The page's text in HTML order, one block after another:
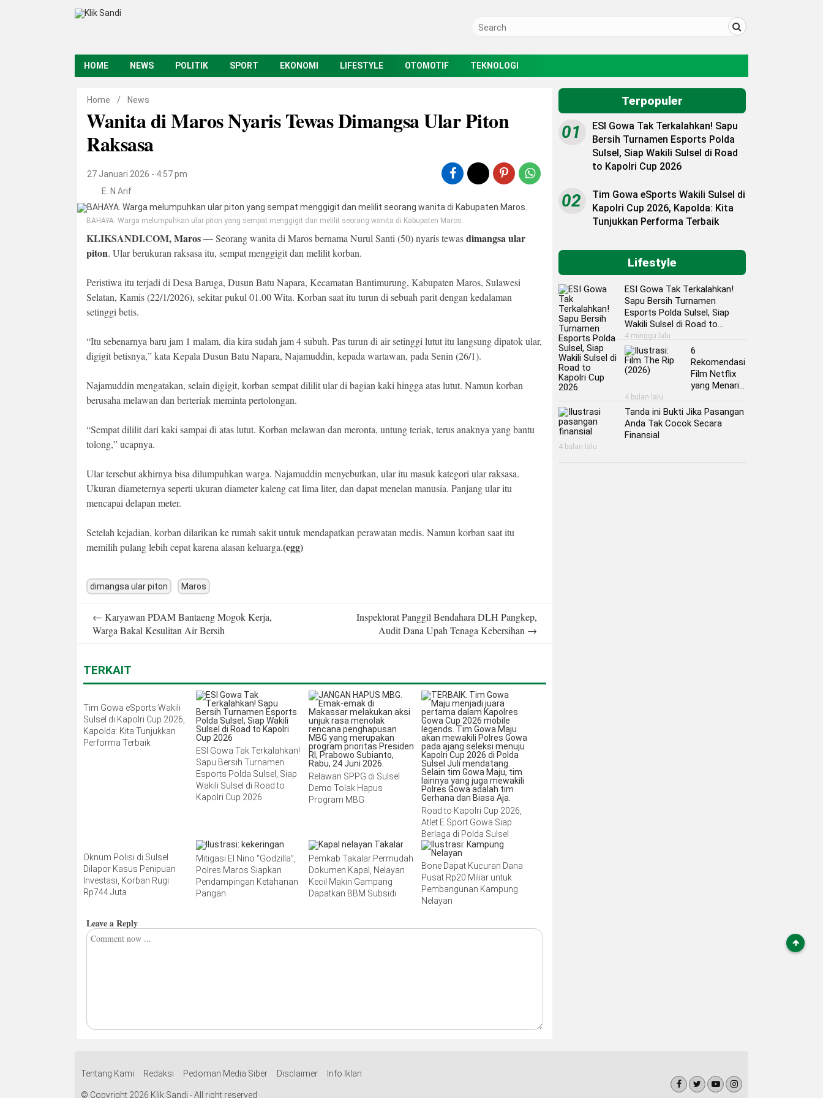
HOME NEWS POLITIK SPORT EKONOMI LIFESTYLE OTOMOTIF TEKNOLOGI
Home / News
Wanita di Maros Nyaris Tewas Dimangsa Ular Piton
Raksasa
27 Januari 2026 - 4:57 pm
E. N Arif
BAHAYA. Warga melumpuhkan ular piton yang sempat menggigit dan melilit seorang wanita di Kabupaten Maros.
KLIKSANDI.COM,Maros—Seorang wanita di Maros bernama Nurul Santi (50) nyaris tewasdimangsa ular
piton. Ular berukuran raksasa itu, sempat menggigit dan melilit korban.
Peristiwa itu terjadi di Desa Baruga, Dusun Batu Napara, Kecamatan Bantimurung, Kabupaten Maros, Sulawesi
Selatan, Kamis (22/1/2026), sekitar pukul 01.00 Wita. Korban saat itu turun di sebuah parit dengan kedalaman
setinggi betis.
“Itu sebenarnya baru jam 1 malam, dia kira sudah jam 4 subuh. Pas turun di air setinggi lutut itu langsung dipatok ular,
digigit betisnya,” kata Kepala Dusun Batu Napara, Najamuddin, kepada wartawan, pada Senin (26/1).
Najamuddin mengatakan, selain digigit, korban sempat dililit ular di bagian kaki hingga atas lutut. Namun korban
berusaha melawan dan berteriak meminta pertolongan.
“Sempat dililit dari kaki sampai di atas lutut. Korban melawan dan meronta, untung teriak, terus anaknya yang bantu
tolong,” ucapnya.
Ular tersebut akhirnya bisa dilumpuhkan warga. Najamuddin menyebutkan, ular itu masuk kategori ular raksasa.
Ukuran diameternya seperti ukuran diameter kaleng cat lima liter, dan dapat menelan manusia. Panjang ular itu
mencapai delapan meter.
Setelah kejadian, korban dilarikan ke rumah sakit untuk mendapatkan perawatan medis. Namun korban saat itu
memilih pulang lebih cepat karena alasan keluarga.(egg)
dimangsa ular piton Maros
navigation
← Karyawan PDAM Bantaeng Mogok Kerja,
Warga Bakal Kesulitan Air Bersih
Inspektorat Panggil Bendahara DLH Pangkep,
Audit Dana Upah Tenaga Kebersihan →
TERKAIT
Tim Gowa eSports Wakili
Sulsel di Kapolri Cup 2026,
Kapolda: Kita Tunjukkan
Performa Terbaik
ESI Gowa Tak Terkalahkan!
Sapu Bersih Turnamen
Esports Polda Sulsel, Siap
Wakili Sulsel di Road to
Kapolri Cup 2026
Relawan SPPG di Sulsel
Demo Tolak Hapus
Program MBG
Road to Kapolri Cup 2026,
Atlet E Sport Gowa Siap
Berlaga di Polda Sulsel
Oknum Polisi di Sulsel
Dilapor Kasus Penipuan
Investasi, Korban Rugi
Rp744 Juta
Mitigasi El Nino “Godzilla”,
Polres Maros Siapkan
Pendampingan Ketahanan
Pangan
Pemkab Takalar Permudah
Dokumen Kapal, Nelayan
Kecil Makin Gampang
Dapatkan BBM Subsidi
Bone Dapat Kucuran Dana
Pusat Rp20 Miliar untuk
Pembangunan Kampung
Nelayan
Leave a Reply
Terpopuler
01
ESI Gowa Tak Terkalahkan! Sapu
Bersih Turnamen Esports Polda
Sulsel, Siap Wakili Sulsel di Road
to Kapolri Cup 2026
02
Tim Gowa eSports Wakili Sulsel di
Kapolri Cup 2026, Kapolda: Kita
Tunjukkan Performa Terbaik
Lifestyle
ESI Gowa Tak Terkalahkan!
Sapu Bersih Turnamen
Esports Polda Sulsel, Siap
Wakili Sulsel di Road to
Kapolri Cup 2026
4 minggu lalu
6
Rekomendasi
Film Netflix
yang Menarik
Nonton Akhir
Pekan ini
4 bulan lalu
Tanda ini Bukti Jika Pasangan
Anda Tak Cocok Secara
Finansial
4 bulan lalu
Tentang Kami Redaksi Pedoman Media Siber Disclaimer Info Iklan
© Copyright 2026 Klik Sandi - All right reserved